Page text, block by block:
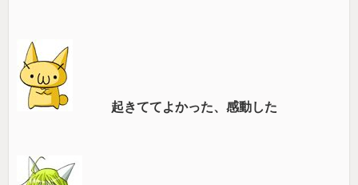
起きててよかった、感動した